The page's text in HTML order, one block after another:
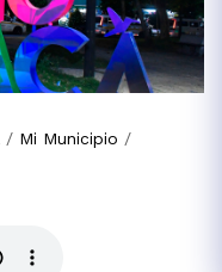
/ Mi Municipio /